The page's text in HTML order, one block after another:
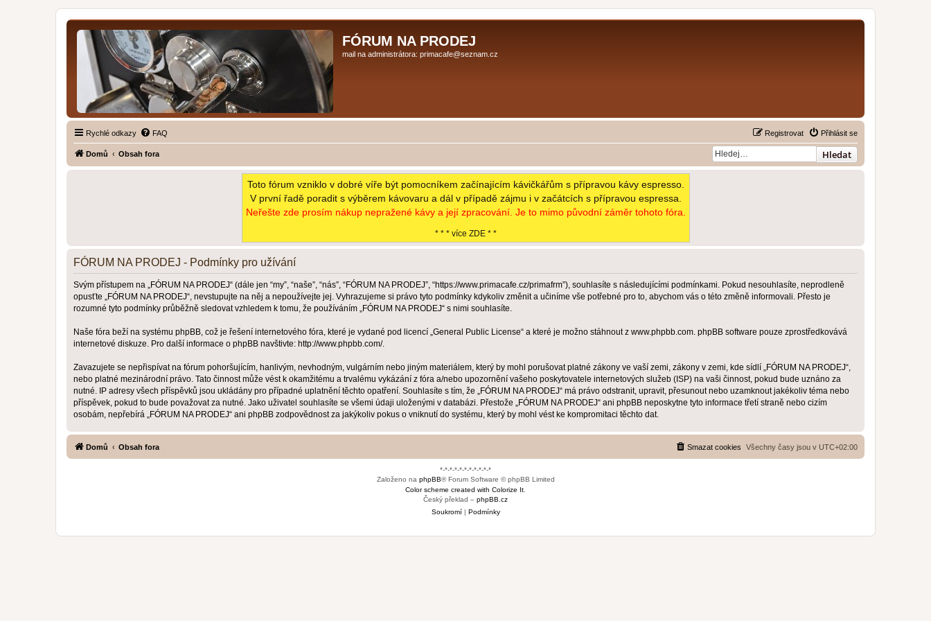
FÓRUM NA PRODEJ
mail na administrátora: primacafe@seznam.cz
Rychlé odkazy FAQ Přihlásit se
Registrovat
Domů Obsah fora Hledat
Toto fórum vzniklo v dobré víře být pomocníkem začínajícím kávičkářům s přípravou kávy espresso.
V první řadě poradit s výběrem kávovaru a dál v případě zájmu i v začátcích s přípravou espressa.
Neřešte zde prosím nákup nepražené kávy a její zpracování. Je to mimo původní záměr tohoto fóra.
* * * více ZDE * *
FÓRUM NA PRODEJ - Podmínky pro užívání
Svým přístupem na „FÓRUM NA PRODEJ“ (dále jen “my”, “naše”, “nás”, “FÓRUM NA PRODEJ”, “https://www.primacafe.cz/primafrm”), souhlasíte s následujícími podmínkami. Pokud nesouhlasíte, neprodleně
opusťte „FÓRUM NA PRODEJ“, nevstupujte na něj a nepoužívejte jej. Vyhrazujeme si právo tyto podmínky kdykoliv změnit a učiníme vše potřebné pro to, abychom vás o této změně informovali. Přesto je
rozumné tyto podmínky průběžně sledovat vzhledem k tomu, že používáním „FÓRUM NA PRODEJ“ s nimi souhlasíte.
Naše fóra beží na systému phpBB, což je řešení internetového fóra, které je vydané pod licencí „General Public License“ a které je možno stáhnout z www.phpbb.com. phpBB software pouze zprostředkovává
internetové diskuze. Pro další informace o phpBB navštivte: http://www.phpbb.com/.
Zavazujete se nepřispívat na fórum pohoršujícím, hanlivým, nevhodným, vulgárním nebo jiným materiálem, který by mohl porušovat platné zákony ve vaší zemi, zákony v zemi, kde sídlí „FÓRUM NA PRODEJ“,
nebo platné mezinárodní právo. Tato činnost může vést k okamžitému a trvalému vykázání z fóra a/nebo upozornění vašeho poskytovatele internetových služeb (ISP) na vaši činnost, pokud bude uznáno za
nutné. IP adresy všech příspěvků jsou ukládány pro případné uplatnění těchto opatření. Souhlasíte s tím, že „FÓRUM NA PRODEJ“ má právo odstranit, upravit, přesunout nebo uzamknout jakékoliv téma nebo
příspěvek, pokud to bude považovat za nutné. Jako uživatel souhlasíte se všemi údaji uloženými v databázi. Přestože „FÓRUM NA PRODEJ“ ani phpBB neposkytne tyto informace třetí straně nebo cizím
osobám, nepřebírá „FÓRUM NA PRODEJ“ ani phpBB zodpovědnost za jakýkoliv pokus o vniknutí do systému, který by mohl vést ke kompromitaci těchto dat.
Domů Obsah fora Všechny časy jsou v UTC+02:00
Smazat cookies
*-*-*-*-*-*-*-*-*-*-*
Založeno na phpBB® Forum Software © phpBB Limited
Color scheme created with Colorize It
Český překlad – phpBB.cz
Soukromí| Podmínky